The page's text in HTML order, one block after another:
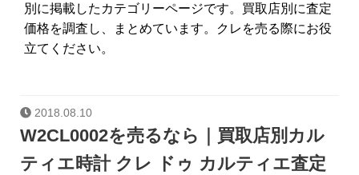
別に掲載したカテゴリーページです。買取店別に査定
価格を調査し、まとめています。クレを売る際にお役
立てください。
2018.08.10
W2CL0002を売るなら｜買取店別カル
ティエ時計 クレ ドゥ カルティエ査定